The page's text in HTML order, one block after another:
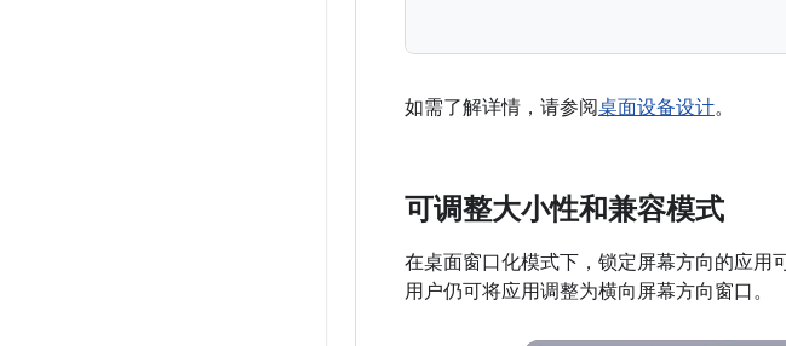
如需了解详情，请参阅桌面设备设计。
可调整大小性和兼容模式
在桌面窗口化模式下，锁定屏幕方向的应
用户仍可将应用调整为横向屏幕方向窗口。